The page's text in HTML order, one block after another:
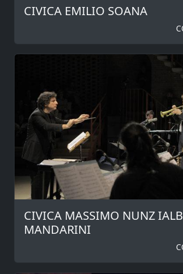
CIVICA EMILIO SOANA
CIVICA MASSIMO NUNZ
MANDARINI